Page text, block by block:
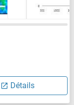
Détails